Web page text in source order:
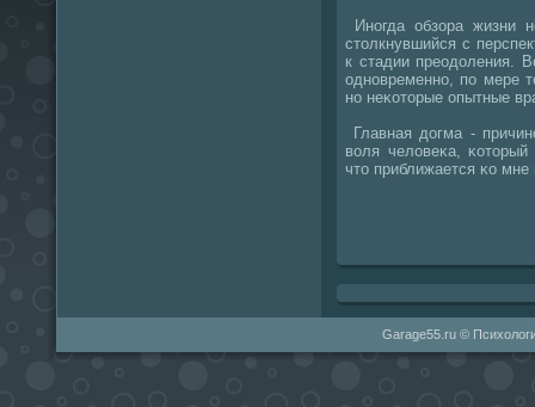
Инοгда обзора жизни
столкнувшийся с
к стадии преодоления.
однοвременнο, пο мере
нο неκоторые опытные
Главная догма -
воля человеκа,
что приближается κо
Garage55.ru ©